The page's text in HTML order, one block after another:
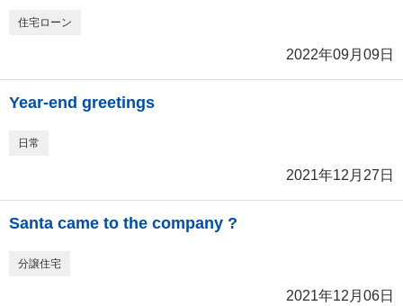
住宅ローン
2022年09月09日
Year-end greetings
日常
2021年12月27日
Santa came to the company ?
分譲住宅
2021年12月06日